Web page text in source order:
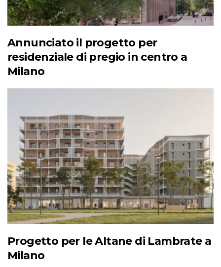
Annunciato il progetto per
residenziale di pregio in centro a
Milano
Progetto per le Altane di Lambrate a
Milano